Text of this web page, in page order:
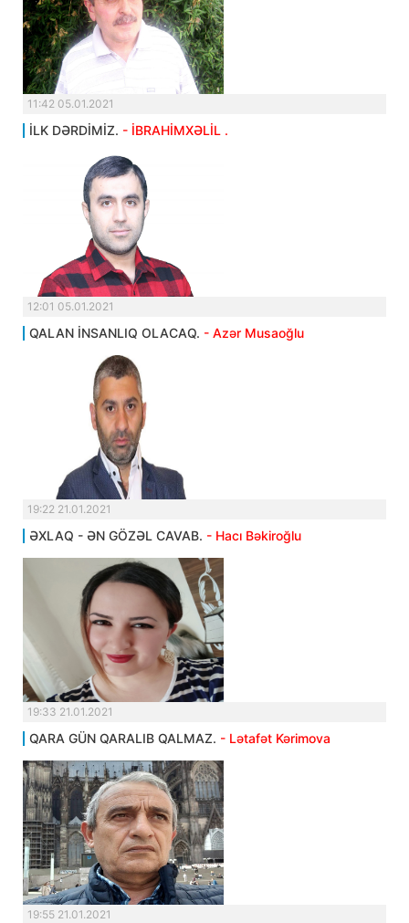
11:42 05.01.2021
İLK DƏRDİMİZ. - İBRAHİMXƏLİL .
12:01 05.01.2021
QALAN İNSANLIQ OLACAQ. - Azər Musaoğlu
19:22 21.01.2021
ƏXLAQ - ƏN GÖZƏL CAVAB. - Hacı Bəkiroğlu
19:33 21.01.2021
QARA GÜN QARALIB QALMAZ. - Lətafət Kərimova
19:55 21.01.2021